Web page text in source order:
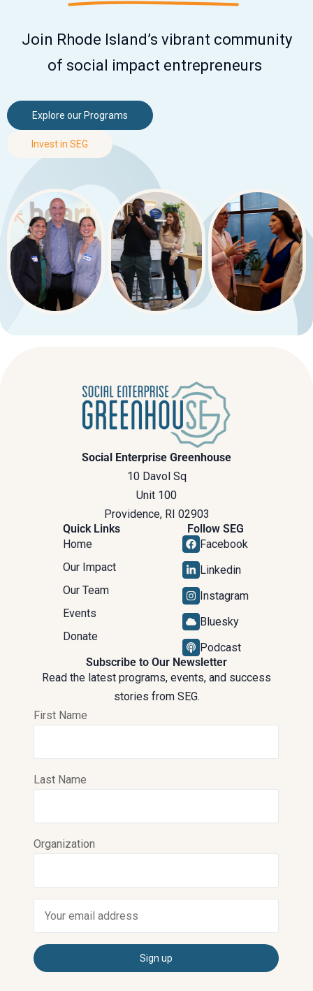
Join Rhode Island’s vibrant community
of social impact entrepreneurs
Explore our Programs
Invest in SEG
Social Enterprise Greenhouse
10 Davol Sq
Unit 100
Providence, RI 02903
Quick Links
Home
Our Impact
Our Team
Events
Donate
Follow SEG
Facebook
Linkedin
Instagram
Bluesky
Podcast
Subscribe to Our Newsletter
Read the latest programs, events, and success
stories from SEG.
First Name
Last Name
Organization